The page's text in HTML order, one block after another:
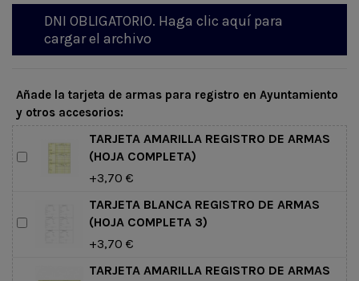
DNI OBLIGATORIO. Haga clic aquí para
cargar el archivo
Añade la tarjeta de armas para registro en Ayuntamiento
y otros accesorios:
TARJETA AMARILLA REGISTRO DE ARMAS
(HOJA COMPLETA)
+3,70 €
TARJETA BLANCA REGISTRO DE ARMAS
(HOJA COMPLETA 3)
+3,70 €
TARJETA AMARILLA REGISTRO DE ARMAS